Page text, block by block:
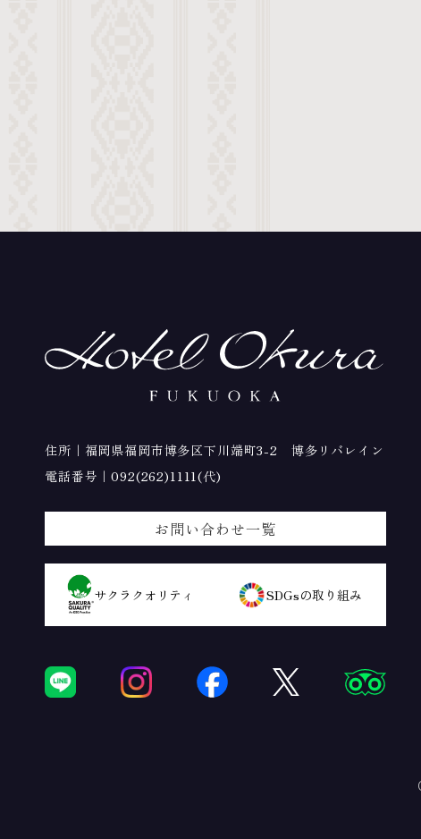
住所｜福岡県福岡市博多区下川端町3-2 博多リバレイン
電話番号｜092(262)1111(代)
お問い合わせ一覧
サクラ クオリティ SDGsの取り組み